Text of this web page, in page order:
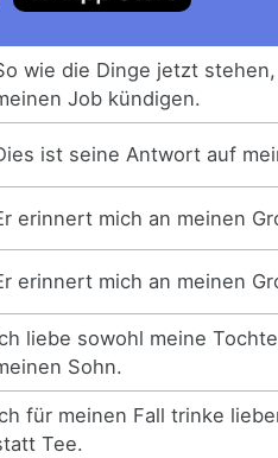
wie die Dinge jetzt
Job kündigen.
ist seine Antwort auf
erinnert mich an meinen
erinnert mich an meinen
liebe sowohl meine
Sohn.
für meinen Fall trinke
Tee.